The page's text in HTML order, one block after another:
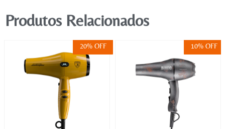
Produtos Relacionados
20% OFF 10% OFF